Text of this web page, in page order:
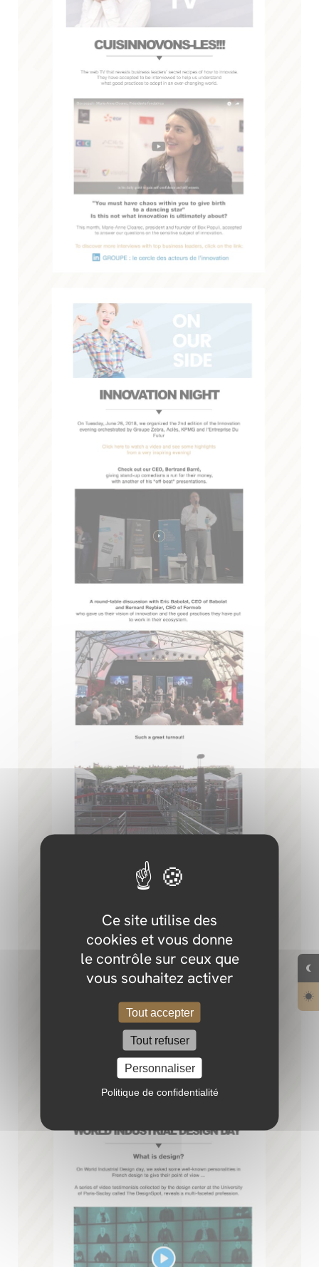
Ce site utilise des
cookies et vous donne
le contrôle sur ceux que
vous souhaitez activer
Tout accepter
Tout refuser
Personnaliser
Politique de confidentialité